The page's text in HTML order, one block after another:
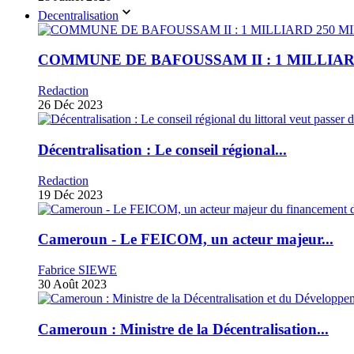
Decentralisation
COMMUNE DE BAFOUSSAM II : 1
Redaction
26 Déc 2023
Décentralisation : Le conseil régional...
Redaction
19 Déc 2023
Cameroun - Le FEICOM, un acteur majeur...
Fabrice SIEWE
30 Août 2023
Cameroun : Ministre de la Décentralisation...